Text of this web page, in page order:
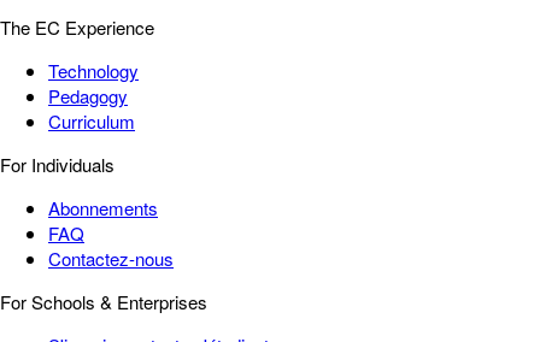
The EC Experience
Technology
Pedagogy
Curriculum
For Individuals
Abonnements
FAQ
Contactez-nous
For Schools & Enterprises